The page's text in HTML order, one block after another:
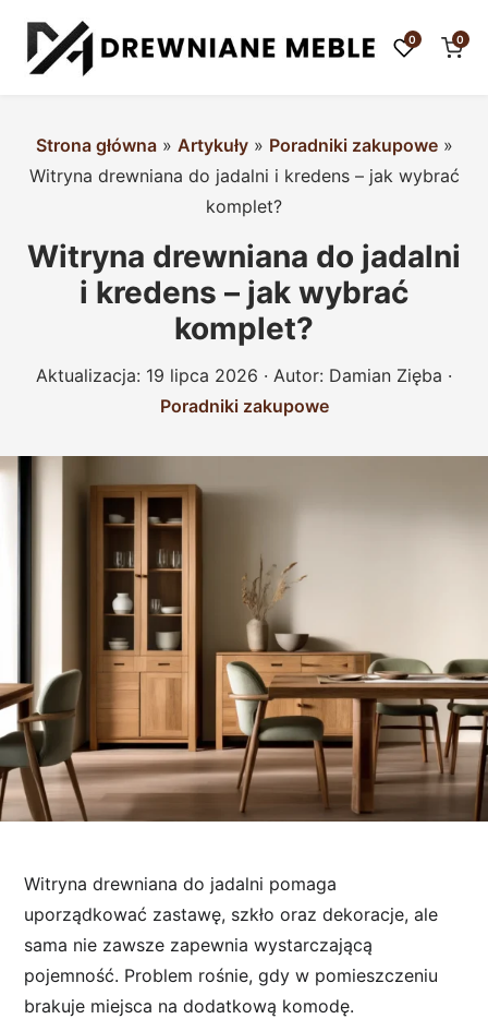
0 0
Strona główna» Artykuły» Poradniki zakupowe»
Witryna drewniana do jadalni i kredens – jak wybrać
komplet?
Witryna drewniana do jadalni
i kredens – jak wybrać
komplet?
Aktualizacja: 19 lipca 2026 · Autor: Damian Zięba ·
Poradniki zakupowe
Witryna drewniana do jadalni pomaga
uporządkować zastawę, szkło oraz dekoracje, ale
sama nie zawsze zapewnia wystarczającą
pojemność. Problem rośnie, gdy w pomieszczeniu
brakuje miejsca na dodatkową komodę.